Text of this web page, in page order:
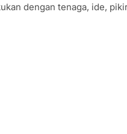
dengan tenaga, ide,